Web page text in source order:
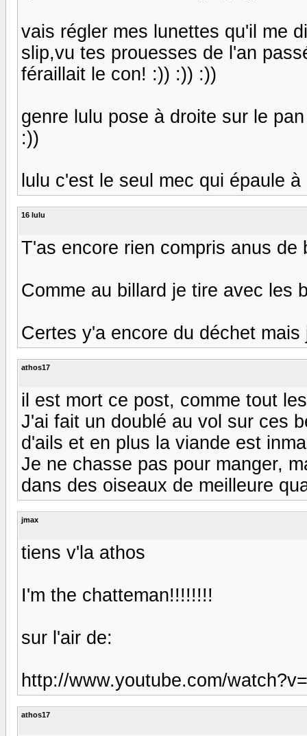
vais régler mes lunettes qu'il me
slip,vu tes prouesses de l'an
féraillait le con! :)) :)) :))
genre lulu pose à droite sur le
:))
lulu c'est le seul mec qui épaule
16 lulu
T'as encore rien compris anus de
Comme au billard je tire avec les
Certes y'a encore du déchet
athos17
il est mort ce post, comme tout
J'ai fait un doublé au vol sur ces
d'ails et en plus la viande est
Je ne chasse pas pour manger,
dans des oiseaux de meilleure
jmax
tiens v'la athos
I'm the chatteman!!!!!!!!
sur l'air de:
http://www.youtube.com/
athos17